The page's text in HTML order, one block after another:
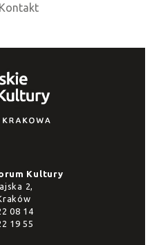
Kontakt
Kultury
2,
08 14
19 55